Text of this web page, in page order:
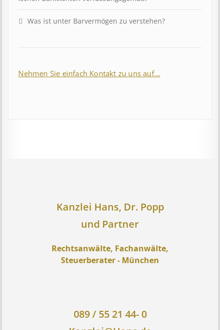
Was ist unter Barvermögen zu verstehen?
Nehmen Sie einfach Kontakt zu uns auf...
Kanzlei Hans, Dr. Popp
und Partner
Rechtsanwälte, Fachanwälte,
Steuerberater - München
089 / 55 21 44- 0